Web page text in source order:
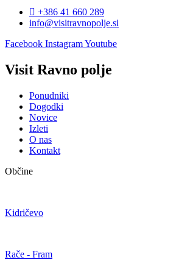
+386 41 660 289
info@visitravnopolje.si
Facebook InstagramYoutube
Visit Ravno polje
Ponudniki
Dogodki
Novice
Izleti
O nas
Kontakt
Občine
Kidričevo
Rače - Fram